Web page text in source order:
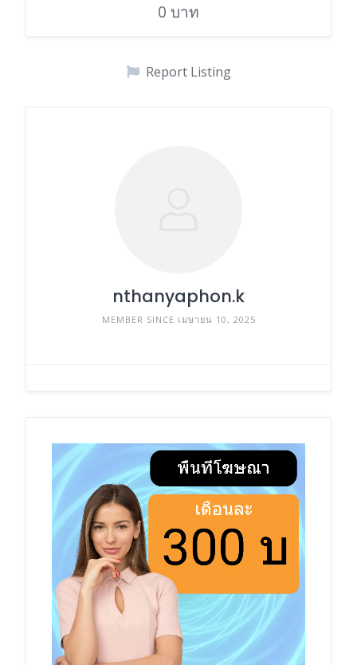
0 บาท
Report Listing
nthanyaphon.k
MEMBER SINCE เมษายน 10, 2025